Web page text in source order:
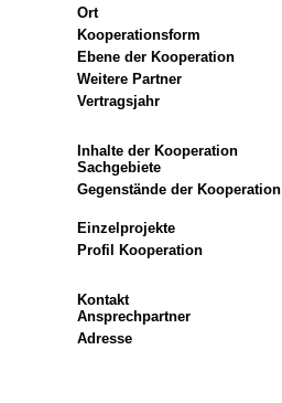
Ort
Kooperationsform
Ebene der Kooperation
Weitere Partner
Vertragsjahr
Inhalte der Kooperation
Sachgebiete
Gegenstände der Kooperation
Einzelprojekte
Profil Kooperation
Kontakt
Ansprechpartner
Adresse